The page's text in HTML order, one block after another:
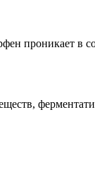
проникает в